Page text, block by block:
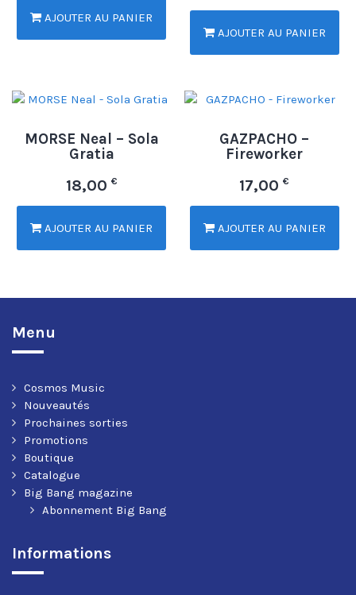
AJOUTER AU PANIER
AJOUTER AU PANIER
MORSE Neal – Sola
Gratia
18,00 €
AJOUTER AU PANIER
GAZPACHO –
Fireworker
17,00€
AJOUTER AU PANIER
Menu
Cosmos Music
Nouveautés
Prochaines sorties
Promotions
Boutique
Catalogue
Big Bang magazine
Abonnement Big Bang
Informations